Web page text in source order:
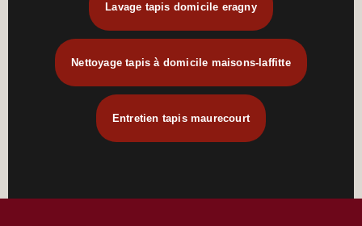
Lavage tapis domicile eragny
Nettoyage tapis à domicile maisons-laffitte
Entretien tapis maurecourt